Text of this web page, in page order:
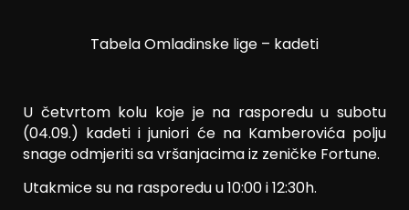
Tabela Omladinske lige – kadeti
U četvrtom kolu koje je na rasporedu u subotu
(04.09.) kadeti i juniori će na Kamberovića polju
snage odmjeriti sa vršanjacima iz zeničke Fortune.
Utakmice su na rasporedu u 10:00 i 12:30h.